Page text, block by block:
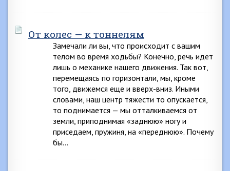
От колес — к тоннелям
Замечали ли вы, что происходит с вашим
телом во время ходьбы? Конечно, речь идет
лишь о механике нашего движения. Так вот,
перемещаясь по горизонтали, мы, кроме
того, движемся еще и вверх-вниз. Иными
словами, наш центр тяжести то опускается,
то поднимается — мы отталкиваемся от
земли, приподнимая «заднюю» ногу и
приседаем, пружиня, на «переднюю». Почему
бы…